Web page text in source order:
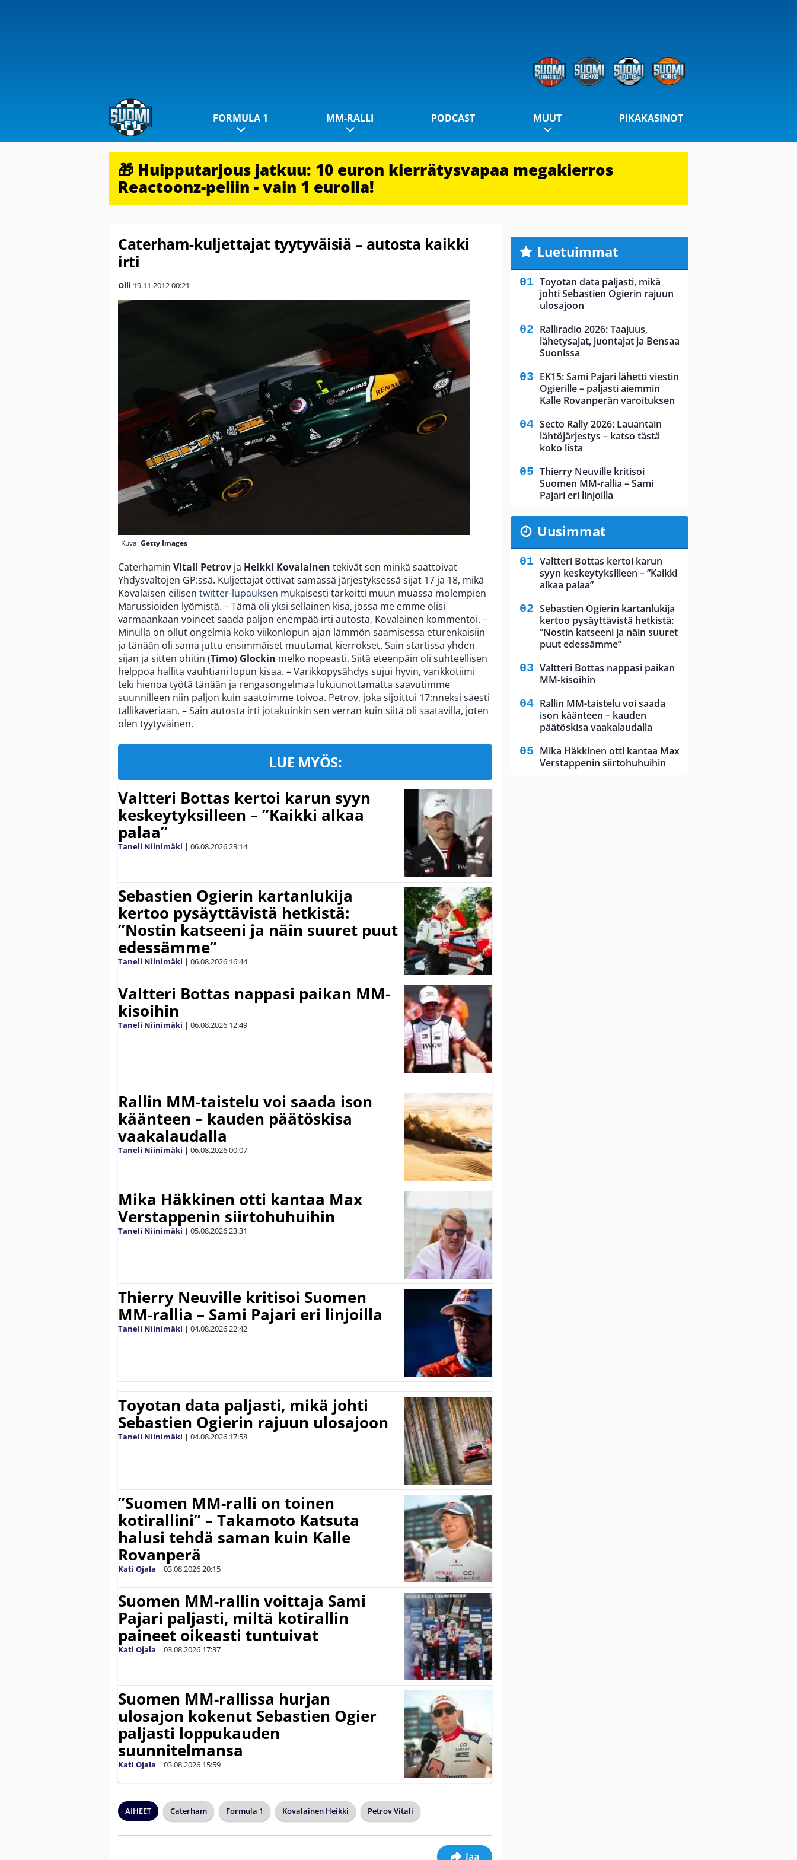
FORMULA 1 MM-RALLI PODCAST MUUT PIKAKASINOT
🎁 Huipputarjous jatkuu: 10 euron kierrätysvapaa megakierros
Reactoonz-peliin - vain 1 eurolla!
Caterham-kuljettajat tyytyväisiä – autosta kaikki
irti
Olli 19.11.201200:21
Kuva:Getty Images
Caterhamin Vitali Petrov ja Heikki Kovalainen tekivät sen minkä saattoivat
Yhdysvaltojen GP:ssä. Kuljettajat ottivat samassä järjestyksessä sijat 17 ja 18, mikä
Kovalaisen eilisen twitter-lupauksen mukaisesti tarkoitti muun muassa molempien
Marussioiden lyömistä. – Tämä oli yksi sellainen kisa, jossa me emme olisi
varmaankaan voineet saada paljon enempää irti autosta, Kovalainen kommentoi. –
Minulla on ollut ongelmia koko viikonlopun ajan lämmön saamisessa eturenkaisiin
ja tänään oli sama juttu ensimmäiset muutamat kierrokset. Sain startissa yhden
sijan ja sitten ohitin (Timo) Glockin melko nopeasti. Siitä eteenpäin oli suhteellisen
helppoa hallita vauhtiani lopun kisaa. – Varikkopysähdys sujui hyvin, varikkotiimi
teki hienoa työtä tänään ja rengasongelmaa lukuunottamatta saavutimme
suunnilleen niin paljon kuin saatoimme toivoa. Petrov, joka sijoittui 17:nneksi säesti
tallikaveriaan. – Sain autosta irti jotakuinkin sen verran kuin siitä oli saatavilla, joten
olen tyytyväinen.
LUE MYÖS:
Valtteri Bottas kertoi karun syyn
keskeytyksilleen – ”Kaikki alkaa
palaa”
Taneli Niinimäki | 06.08.202623:14
Sebastien Ogierin kartanlukija
kertoo pysäyttävistä hetkistä:
”Nostin katseeni ja näin suuret puut
edessämme”
Taneli Niinimäki | 06.08.2026 16:44
Valtteri Bottas nappasi paikan MM-
kisoihin
Taneli Niinimäki | 06.08.2026 12:49
Rallin MM-taistelu voi saada ison
käänteen – kauden päätöskisa
vaakalaudalla
Taneli Niinimäki | 06.08.202600:07
Mika Häkkinen otti kantaa Max
Verstappenin siirtohuhuihin
Taneli Niinimäki | 05.08.202623:31
Thierry Neuville kritisoi Suomen
MM-rallia – Sami Pajari eri linjoilla
Taneli Niinimäki | 04.08.202622:42
Toyotan data paljasti, mikä johti
Sebastien Ogierin rajuun ulosajoon
Taneli Niinimäki | 04.08.2026 17:58
”Suomen MM-ralli on toinen
kotirallini” – Takamoto Katsuta
halusi tehdä saman kuin Kalle
Rovanperä
Kati Ojala | 03.08.202620:15
Suomen MM-rallin voittaja Sami
Pajari paljasti, miltä kotirallin
paineet oikeasti tuntuivat
Kati Ojala | 03.08.2026 17:37
Suomen MM-rallissa hurjan
ulosajon kokenut Sebastien Ogier
paljasti loppukauden
suunnitelmansa
Kati Ojala | 03.08.2026 15:59
AIHEET Caterham Formula 1 Kovalainen Heikki Petrov Vitali
Jaa
Luetuimmat
Toyotan data paljasti, mikä
johti Sebastien Ogierin rajuun
ulosajoon
Ralliradio 2026: Taajuus,
lähetysajat, juontajat ja Bensaa
Suonissa
EK15: Sami Pajari lähetti viestin
Ogierille – paljasti aiemmin
Kalle Rovanperän varoituksen
Secto Rally 2026: Lauantain
lähtöjärjestys – katso tästä
koko lista
Thierry Neuville kritisoi
Suomen MM-rallia – Sami
Pajari eri linjoilla
Uusimmat
Valtteri Bottas kertoi karun
syyn keskeytyksilleen – ”Kaikki
alkaa palaa”
Sebastien Ogierin kartanlukija
kertoo pysäyttävistä hetkistä:
”Nostin katseeni ja näin suuret
puut edessämme”
Valtteri Bottas nappasi paikan
MM-kisoihin
Rallin MM-taistelu voi saada
ison käänteen – kauden
päätöskisa vaakalaudalla
Mika Häkkinen otti kantaa Max
Verstappenin siirtohuhuihin